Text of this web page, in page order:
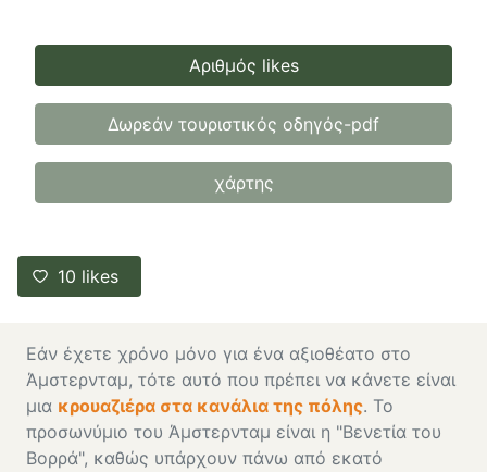
Αριθμός likes
Δωρεάν τουριστικός οδηγός-pdf
χάρτης
10 likes
Εάν έχετε χρόνο μόνο για ένα αξιοθέατο στο
Άμστερνταμ, τότε αυτό που πρέπει να κάνετε είναι
μια κρουαζιέρα στα κανάλια της πόλης. Το
προσωνύμιο του Άμστερνταμ είναι η "Βενετία του
Βορρά", καθώς υπάρχουν πάνω από εκατό